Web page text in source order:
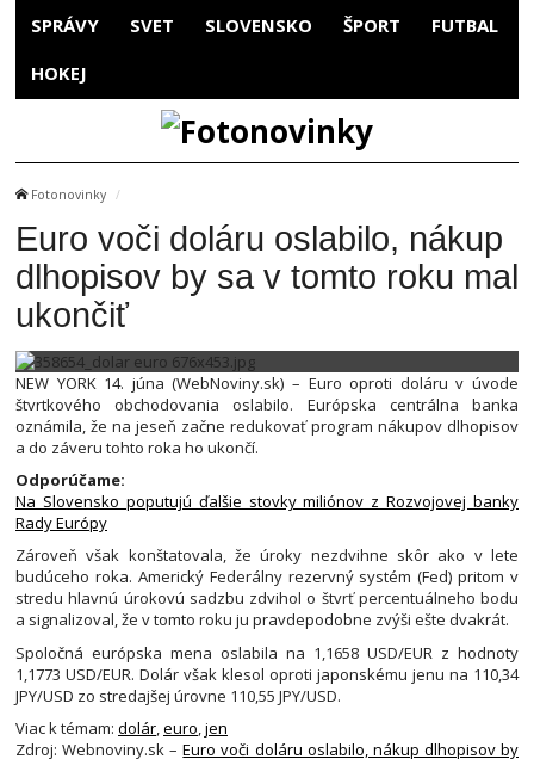
SPRÁVY SVET SLOVENSKO ŠPORT FUTBAL
HOKEJ
Fotonovinky
Euro voči doláru oslabilo, nákup
dlhopisov by sa v tomto roku mal
ukončiť
NEW YORK 14. júna (WebNoviny.sk) – Euro oproti doláru v úvode
štvrtkového obchodovania oslabilo. Európska centrálna banka
oznámila, že na jeseň začne redukovať program nákupov dlhopisov
a do záveru tohto roka ho ukončí.
Odporúčame:
Na Slovensko poputujú ďalšie stovky miliónov z Rozvojovej banky
Rady Európy
Zároveň však konštatovala, že úroky nezdvihne skôr ako v lete
budúceho roka. Americký Federálny rezervný systém (Fed) pritom v
stredu hlavnú úrokovú sadzbu zdvihol o štvrť percentuálneho bodu
a signalizoval, že v tomto roku ju pravdepodobne zvýši ešte dvakrát.
Spoločná európska mena oslabila na 1,1658 USD/EUR z hodnoty
1,1773 USD/EUR. Dolár však klesol oproti japonskému jenu na 110,34
JPY/USD zo stredajšej úrovne 110,55 JPY/USD.
Viac k témam: dolár,euro,jen
Zdroj: Webnoviny.sk –Euro voči doláru oslabilo, nákup dlhopisov by